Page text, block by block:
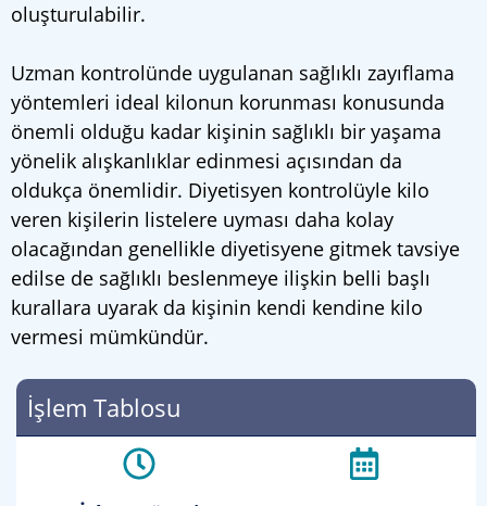
oluşturulabilir.
Uzman kontrolünde uygulanan sağlıklı zayıflama
yöntemleri ideal kilonun korunması konusunda
önemli olduğu kadar kişinin sağlıklı bir yaşama
yönelik alışkanlıklar edinmesi açısından da
oldukça önemlidir. Diyetisyen kontrolüyle kilo
veren kişilerin listelere uyması daha kolay
olacağından genellikle diyetisyene gitmek tavsiye
edilse de sağlıklı beslenmeye ilişkin belli başlı
kurallara uyarak da kişinin kendi kendine kilo
vermesi mümkündür.
İşlem Tablosu